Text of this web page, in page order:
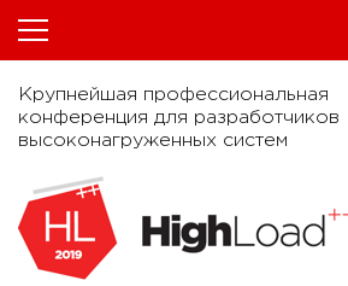
Крупнейшая профессиональная
конференция для разработчиков
высоконагруженных систем